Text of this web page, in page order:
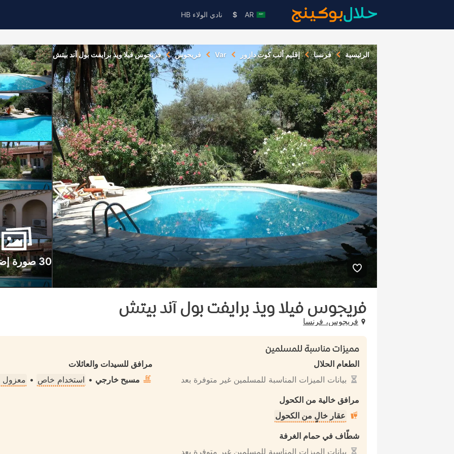
AR
$ نادي الولاء HB
الرئيسية فرنسا إقليم ألب كوت دازور Var فريجوس فريجوس فيلا ويذ برايفت بول آند بيتش
30 صورة إضافية
فريجوس فيلا ويذ برايفت بول آند بيتش
فريجوس، فرنسا
مميزات مناسبة للمسلمين
الطعام الحلال
بيانات الميزات المناسبة للمسلمين غير متوفرة بعد
مرافق خالية من الكحول
عقار خالٍ من الكحول
شطّاف في حمام الغرفة
بيانات الميزات المناسبة للمسلمين غير متوفرة بعد
مرافق للسيدات والعائلات
مسبح خارجي • استخدام خاص • معزول